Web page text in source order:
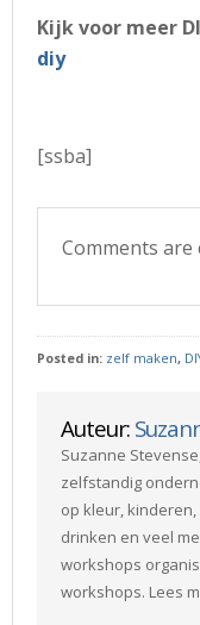
Kijk voor meer
diy
[ssba]
Comments are
Posted in: zelf maken,
Auteur:
Suzanne
zelfstandig
op kleur,
drinken en veel
workshops
workshops. Lees